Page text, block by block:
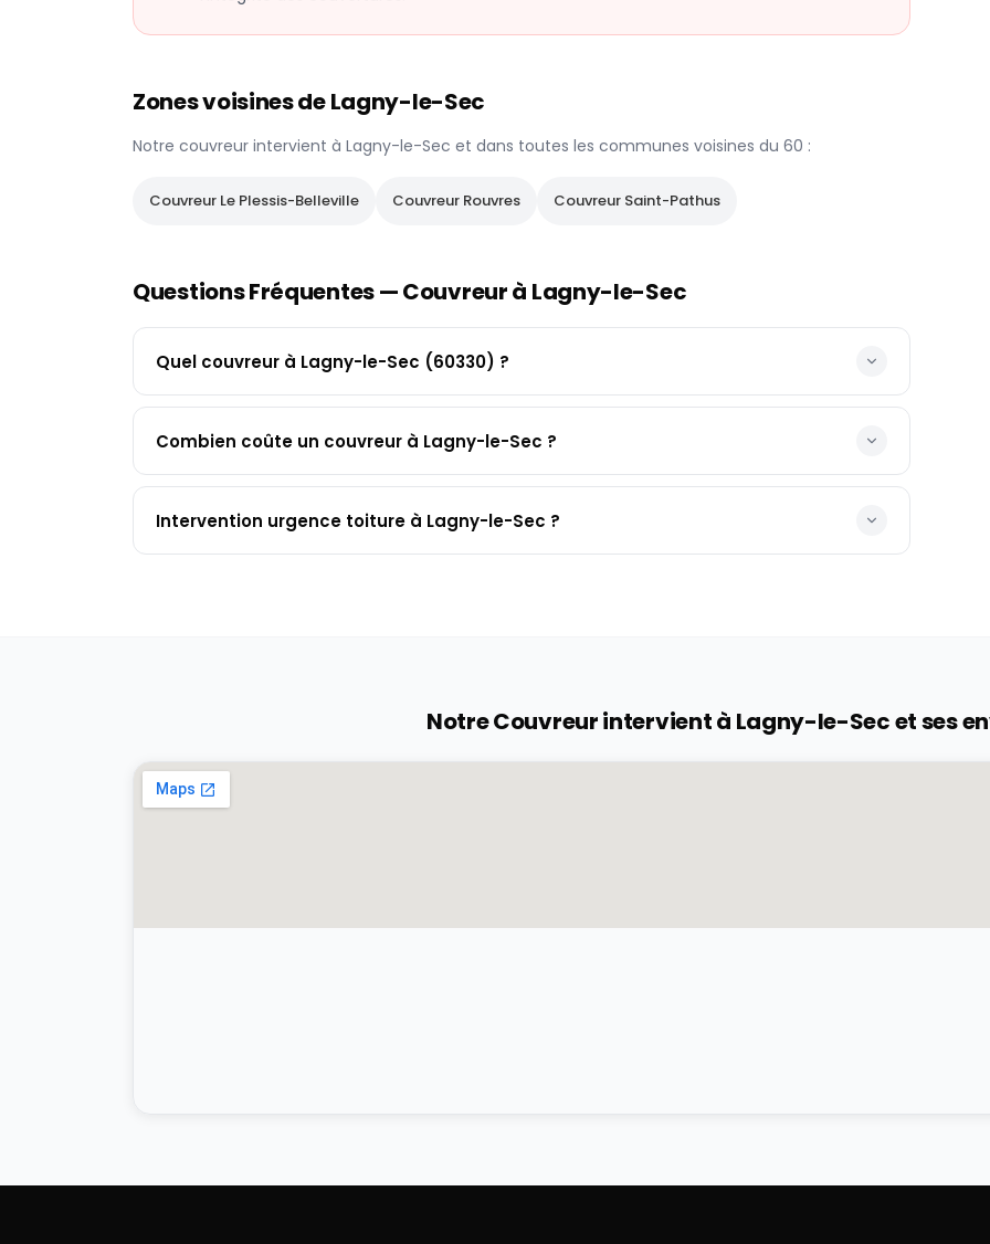
Zones voisines deLagny-le-Sec
Notre couvreur intervient à Lagny-le-Sec et dans toutes les communes voisines du 60 :
Couvreur Le Plessis-Belleville Couvreur Rouvres Couvreur Saint-Pathus
Questions Fréquentes — Couvreur à Lagny-le-Sec
Quel couvreur à Lagny-le-Sec (60330) ?
Combien coûte un couvreur à Lagny-le-Sec ?
Intervention urgence toiture à Lagny-le-Sec ?
Notre Couvreur intervient à Lagny-le-Secet ses